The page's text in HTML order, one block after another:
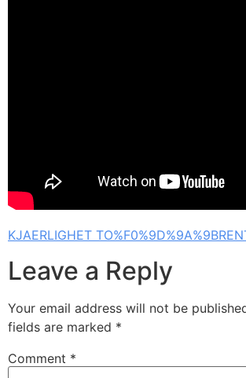
KJAERLIGHET
Leave a Reply
Your email address will not be
fields are marked *
Comment *